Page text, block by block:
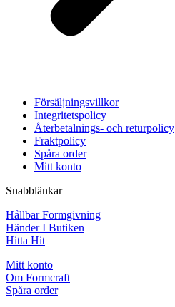
Försäljningsvillkor
Integritetspolicy
Återbetalnings- och returpolicy
Fraktpolicy
Spåra order
Mitt konto
Snabblänkar
Hållbar Formgivning
Händer I Butiken
Hitta Hit
Mitt konto
Om Formcraft
Spåra order